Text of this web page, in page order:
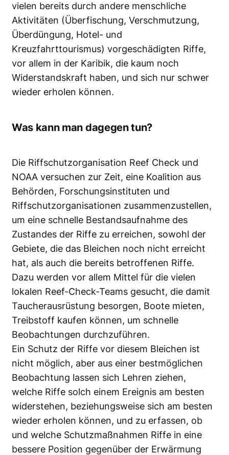
vielen bereits durch andere menschliche
Aktivitäten (Überfischung, Verschmutzung,
Überdüngung, Hotel- und
Kreuzfahrttourismus) vorgeschädigten Riffe,
vor allem in der Karibik, die kaum noch
Widerstandskraft haben, und sich nur schwer
wieder erholen können.
Was kann man dagegen tun?
Die Riffschutzorganisation Reef Check und
NOAA versuchen zur Zeit, eine Koalition aus
Behörden, Forschungsinstituten und
Riffschutzorganisationen zusammenzustellen,
um eine schnelle Bestandsaufnahme des
Zustandes der Riffe zu erreichen, sowohl der
Gebiete, die das Bleichen noch nicht erreicht
hat, als auch die bereits betroffenen Riffe.
Dazu werden vor allem Mittel für die vielen
lokalen Reef-Check-Teams gesucht, die damit
Taucherausrüstung besorgen, Boote mieten,
Treibstoff kaufen können, um schnelle
Beobachtungen durchzuführen.
Ein Schutz der Riffe vor diesem Bleichen ist
nicht möglich, aber aus einer bestmöglichen
Beobachtung lassen sich Lehren ziehen,
welche Riffe solch einem Ereignis am besten
widerstehen, beziehungsweise sich am besten
wieder erholen können, und zu erfassen, ob
und welche Schutzmaßnahmen Riffe in eine
bessere Position gegenüber der Erwärmung